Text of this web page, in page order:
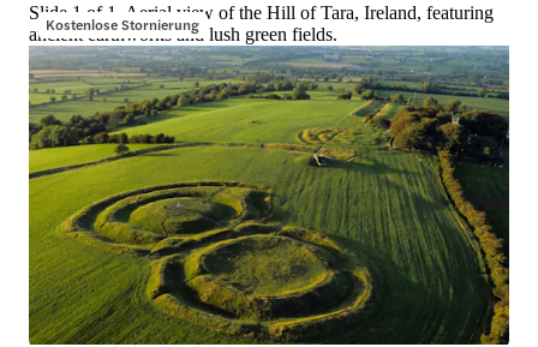
Kostenlose Stornierung
Slide 1 of 1, Aerial view of the Hill of Tara, Ireland, featuring
ancient earthworks and lush green fields.